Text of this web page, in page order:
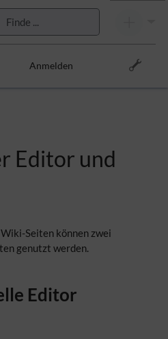
Anmelden
Editor und
Seiten können zwei
genutzt werden.
Editor